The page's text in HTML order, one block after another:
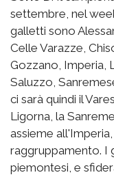
settembre, nel
galletti sono
Celle Varazze,
Gozzano, Imperia,
Saluzzo,
ci sarà quindi il
Ligorna, la
assieme
raggruppamento. I
piemontesi, e